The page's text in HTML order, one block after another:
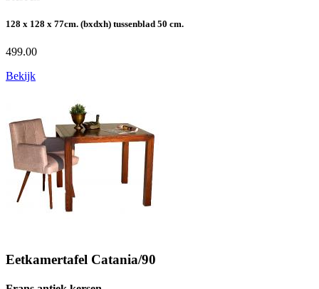
128 x 128 x 77cm. (bxdxh) tussenblad 50 cm.
499.00
Bekijk
Eetkamertafel Catania/90